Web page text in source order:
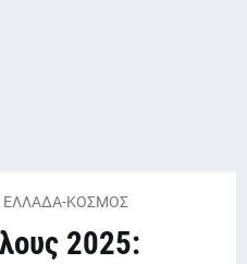
ΚΟΣΜΟΣ
2025: